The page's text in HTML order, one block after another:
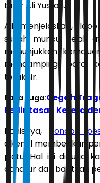
tutur Ali Yusron.
Ali menjelaskan,
sudah muncul sejak
menunjukkan
mendampingi para
terakhir.
Baca Juga:Cegah
Perlintasan Kereta
Ironisnya,
pondok
dikenal memberikan
piatu. Hal ini diduga
donatur dan bantuan